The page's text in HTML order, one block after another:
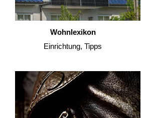
Wohnlexikon
Einrichtung, Tipps